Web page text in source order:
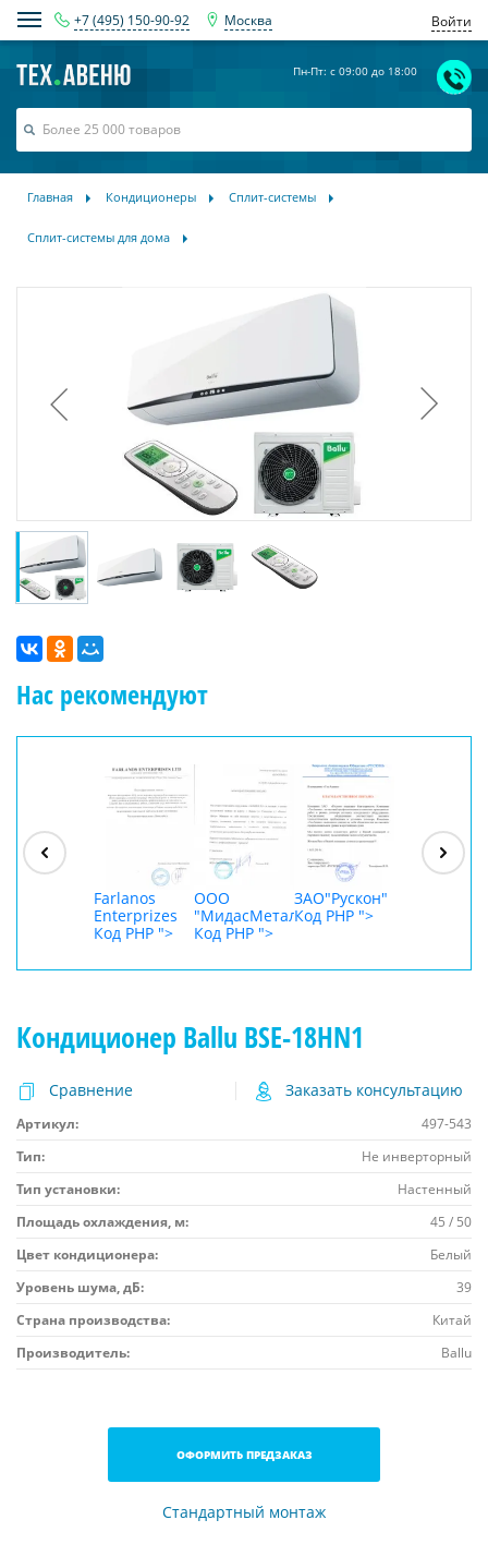
+7 (495) 150-90-92 Москва Войти
Пн-Пт: с 09:00 до 18:00
Главная Кондиционеры Сплит-системы
Сплит-системы для дома
Нас рекомендуют
Farlanos
Enterprizes
Код PHP ">
ООО
"МидасМеталлАрт"
Код PHP ">
ЗАО"Рускон"
Код PHP ">
Кондиционер Ballu BSE-18HN1
Сравнение Заказать консультацию
Артикул:
497-543
Тип:
Не инверторный
Тип установки:
Настенный
Площадь охлаждения, м:
45 / 50
Цвет кондиционера:
Белый
Уровень шума, дБ:
39
Страна производства:
Китай
Производитель:
Ballu
ОФОРМИТЬ ПРЕДЗАКАЗ
Стандартный монтаж